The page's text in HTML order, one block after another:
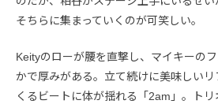
そちらに集まっていくのが可笑しい。
Keityのローが腰を直撃し、マイキーの
かで厚みがある。立て続けに美味しいリ
くるビートに体が揺れる「2am」。ト